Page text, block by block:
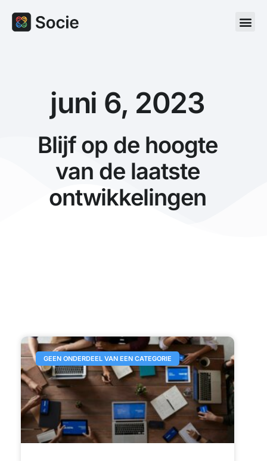
juni 6, 2023
ontwikkelingen
Update communitybeheer juli
2026
William van Rijn 31 juli 2026